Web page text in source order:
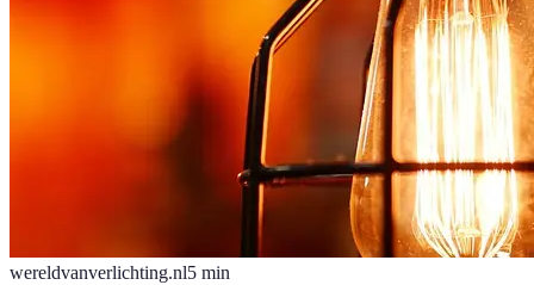
wereldvanverlichting.nl5 min